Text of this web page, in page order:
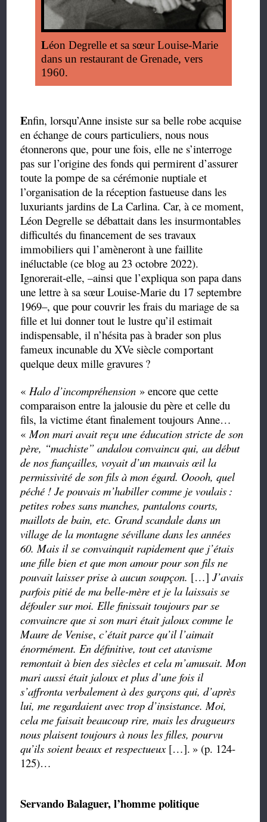
Léon Degrelle et sa sœur Louise-Marie
dans un restaurant de Grenade, vers
1960.
Enfin, lorsqu’Anne insiste sur sa belle robe acquise
en échange de cours particuliers, nous nous
étonnerons que, pour une fois, elle ne s’interroge
pas sur l’origine des fonds qui permirent d’assurer
toute la pompe de sa cérémonie nuptiale et
l’organisation de la réception fastueuse dans les
luxuriants jardins de La Carlina. Car, à ce moment,
Léon Degrelle se débattait dans les insurmontables
difficultés du financement de ses travaux
immobiliers qui l’amèneront à une faillite
inéluctable (ce blog au 23 octobre 2022).
Ignorerait-elle, –ainsi que l’expliqua son papa dans
une lettre à sa sœur Louise-Marie du 17 septembre
1969–, que pour couvrir les frais du mariage de sa
fille et lui donner tout le lustre qu’il estimait
indispensable, il n’hésita pas à brader son plus
fameux incunable du XVe siècle comportant
quelque deux mille gravures ?
«Halo d’incompréhension » encore que cette
comparaison entre la jalousie du père et celle du
fils, la victime étant finalement toujours Anne…
«Mon mari avait reçu une éducation stricte de son
père, “machiste” andalou convaincu qui, au début
de nos fiançailles, voyait d’un mauvais œil la
permissivité de son fils à mon égard. Ooooh, quel
péché ! Je pouvais m’habiller comme je voulais :
petites robes sans manches, pantalons courts,
maillots de bain, etc. Grand scandale dans un
village de la montagne sévillane dans les années
60. Mais il se convainquit rapidement que j’étais
une fille bien et que mon amour pour son fils ne
pouvait laisser prise à aucun soupçon. […]J’avais
parfois pitié de ma belle-mère et je la laissais se
défouler sur moi. Elle finissait toujours par se
convaincre que si son mari était jaloux comme le
Maure de Venise,c’était parce qu’il l’aimait
énormément. En définitive, tout cet atavisme
remontait à bien des siècles et cela m’amusait. Mon
mari aussi était jaloux et plus d’une fois il
s’affronta verbalement à des garçons qui, d’après
lui, me regardaient avec trop d’insistance. Moi,
cela me faisait beaucoup rire, mais les dragueurs
nous plaisent toujours à nous les filles, pourvu
qu’ils soient beaux et respectueux […]. » (p. 124-
125)…
Servando Balaguer, l’homme politique